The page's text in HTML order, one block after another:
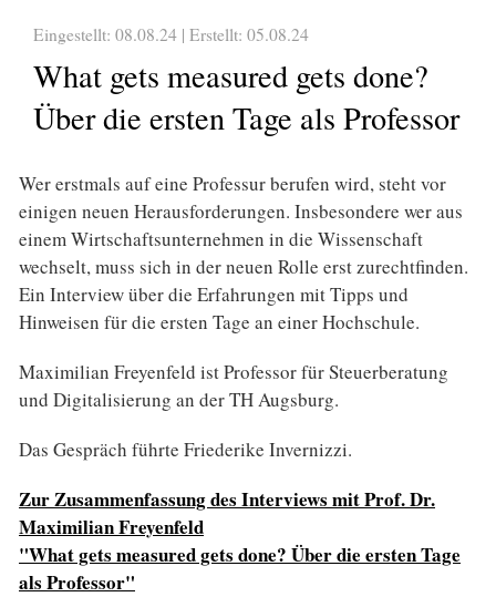
Eingestellt: 08.08.24 | Erstellt: 05.08.24
What gets measured gets done?
Über die ersten Tage als Professor
Wer erstmals auf eine Professur berufen wird, steht vor
einigen neuen Herausforderungen. Insbesondere wer aus
einem Wirtschaftsunternehmen in die Wissenschaft
wechselt, muss sich in der neuen Rolle erst zurechtfinden.
Ein Interview über die Erfahrungen mit Tipps und
Hinweisen für die ersten Tage an einer Hochschule.
Maximilian Freyenfeld ist Professor für Steuerberatung
und Digitalisierung an der TH Augsburg.
Das Gespräch führte Friederike Invernizzi.
Zur Zusammenfassung des Interviews mit Prof. Dr.
Maximilian Freyenfeld
"What gets measured gets done? Über die ersten Tage
als Professor"